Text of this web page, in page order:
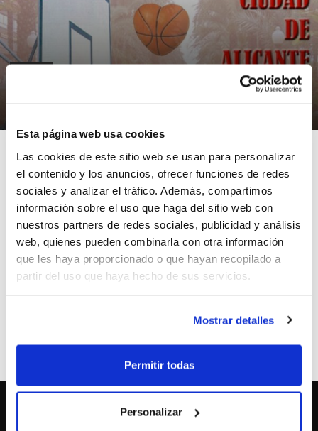
Esta página web usa cookies
Las cookies de este sitio web se usan para personalizar
el contenido y los anuncios, ofrecer funciones de redes
sociales y analizar el tráfico. Además, compartimos
información sobre el uso que haga del sitio web con
nuestros partners de redes sociales, publicidad y análisis
web, quienes pueden combinarla con otra información
que les haya proporcionado o que hayan recopilado a
partir del uso que haya hecho de sus servicios.
Mostrar detalles
Permitir todas
Personalizar
NOTICIAS
3º Torneo Cadete Ciudad de Alicante
El Club Atlético Montemar organiza los días 3 y 4 de
diciembre el 3º Torneo Cadete de Baloncesto Ciudad de
Alicante, que reunirá a los equipos UCAM Murcia, C.B.
Cornellá, Maristas Murcia, E.M.D. Denia Bàsquet, C.B. L
´Horta Godella y C.A. Montemar.
sábado en el Pabellón Montemar (C/ Padre Esplá, 40).
ETIQUETAS clubes torneo c.a. montemar